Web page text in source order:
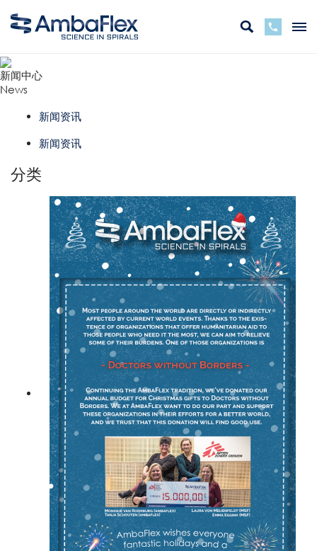
新闻中心
News
新闻资讯
新闻资讯
分类